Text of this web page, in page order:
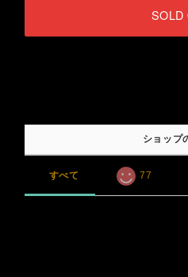
SOLD
ショップ
すべて 77